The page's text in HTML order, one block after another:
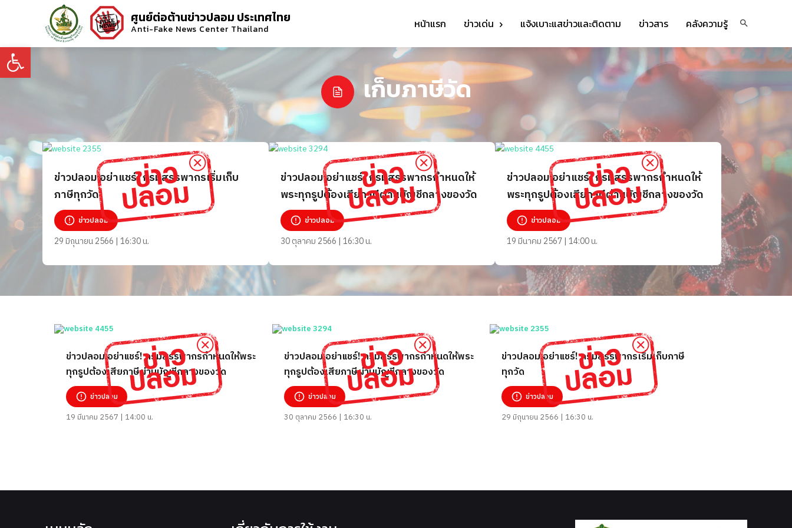
Open toolbar
ศูนย์ต่อต้านข่าวปลอม ประเทศไทย
Anti-Fake News Center Thailand หน้าแรก ข่าวเด่น แจ้งเบาะแสข่าวและติดตาม ข่าวสาร คลังความรู้
เก็บภาษีวัด
ข่าวปลอม อย่าแชร์! กรมสรรพากรเริ่มเก็บ
ภาษีทุกวัด
ข่าวปลอม
29 มิถุนายน 2566 | 16:30 น.
ข่าวปลอม อย่าแชร์! กรมสรรพากรกำหนดให้
พระทุกรูปต้องเสียภาษีผ่านบัญชีกลางของวัด
ข่าวปลอม
30 ตุลาคม 2566 | 16:30 น.
ข่าวปลอม อย่าแชร์! กรมสรรพากรกำหนดให้
พระทุกรูปต้องเสียภาษีผ่านบัญชีกลางของวัด
ข่าวปลอม
19 มีนาคม 2567 | 14:00 น.
ข่าวปลอม อย่าแชร์! กรมสรรพากรกำหนดให้พระ
ทุกรูปต้องเสียภาษีผ่านบัญชีกลางของวัด
ข่าวปลอม
19 มีนาคม 2567 | 14:00 น.
ข่าวปลอม อย่าแชร์! กรมสรรพากรกำหนดให้พระ
ทุกรูปต้องเสียภาษีผ่านบัญชีกลางของวัด
ข่าวปลอม
30 ตุลาคม 2566 | 16:30 น.
ข่าวปลอม อย่าแชร์! กรมสรรพากรเริ่มเก็บภาษี
ทุกวัด
ข่าวปลอม
29 มิถุนายน 2566 | 16:30 น.